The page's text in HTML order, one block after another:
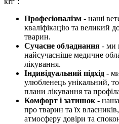
Професіоналізм - наші
кваліфікацію та великий
тварин.
Сучасне обладнання - ми
найсучасніше медичне
лікування.
Індивідуальний підхід -
улюбленець унікальний,
плани лікування та
Комфорт і затишок - наша
про тварин та їх
атмосферу довіри та